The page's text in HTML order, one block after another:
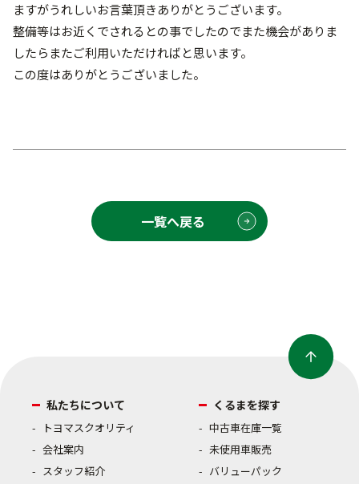
ますがうれしいお言葉頂きありがとうございます。
整備等はお近くでされるとの事でしたのでまた機会がありま
したらまたご利用いただければと思います。
この度はありがとうございました。
一覧へ戻る
私たちについて
トヨマスクオリティ
会社案内
スタッフ紹介
くるまを探す
中古車在庫一覧
未使用車販売
バリューパック